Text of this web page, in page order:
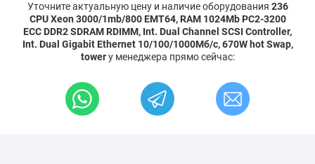
Уточните актуальную цену и наличие оборудования 236
CPU Xeon 3000/1mb/800 EMT64, RAM 1024Mb PC2-3200
ECC DDR2 SDRAM RDIMM, Int. Dual Channel SCSI Controller,
Int. Dual Gigabit Ethernet 10/100/1000Мб/с, 670W hot Swap,
towerу менеджера прямо сейчас: